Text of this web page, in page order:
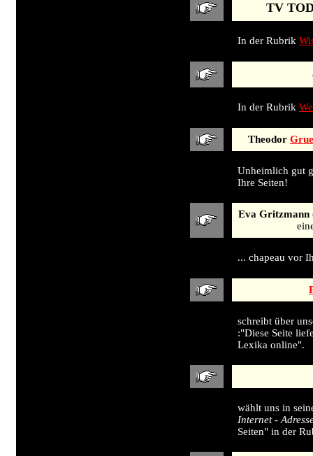
TV
In der Rubrik
In der Rubrik
Theodor
Unheimlich gut
Ihre Seiten!
Eva Gritzmann
... chapeau vor
schreibt über
:"Diese Seite
Lexika online".
wählt uns in
Internet -
Seiten" in der